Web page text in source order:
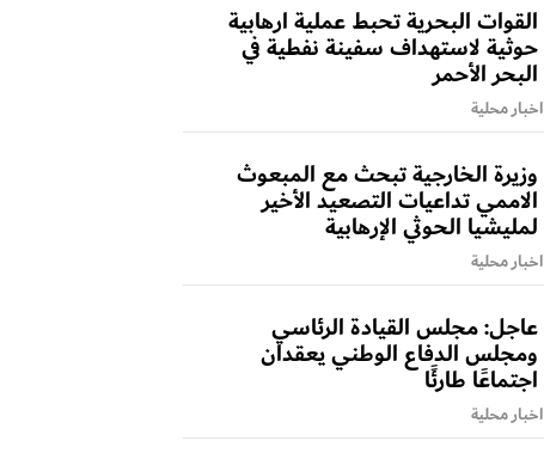
القوات البحرية تحبط عملية ارهابية
حوثية لاستهداف سفينة نفطية في
البحر الأحمر
اخبار محلية
وزيرة الخارجية تبحث مع المبعوث
الاممي تداعيات التصعيد الأخير
لمليشيا الحوثي الإرهابية
اخبار محلية
عاجل: مجلس القيادة الرئاسي
ومجلس الدفاع الوطني يعقدان
اجتماعًا طارئًا
اخبار محلية